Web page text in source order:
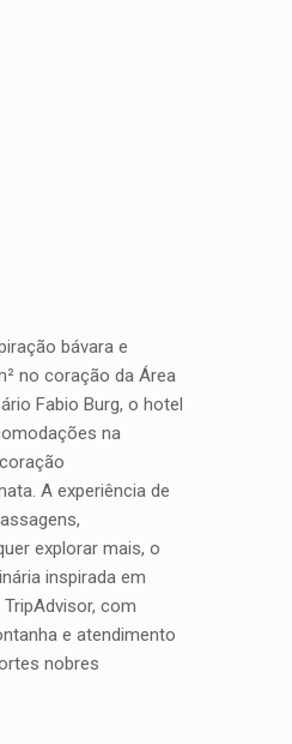
bávara e
no coração da Área
Fabio Burg, o hotel
na
A experiência de
explorar mais, o
inspirada em
com
e atendimento
nobres